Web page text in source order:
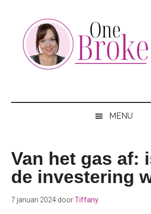
content
secondary
MENU
Van het gas af:
de investering
7 januari 2024 doorTiffany